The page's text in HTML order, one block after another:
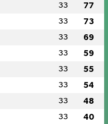
33 77
33 73
33 69
33 59
33 55
33 54
33 48
33 40